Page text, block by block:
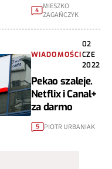
4 MIESZKO
ZAGAŃCZYK
WIADOMOŚCI
02
CZE
2022
Pekao szaleje.
Netflix i Canal+
za darmo
5 PIOTR URBANIAK